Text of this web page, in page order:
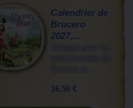
Calendrier de
Brucero
2027,...
Craquez pour Le
petit chevalier de
Brucero et...
16,50 €